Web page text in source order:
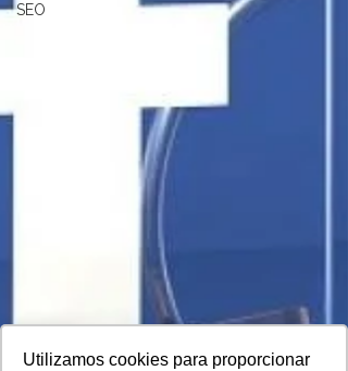
Utilizamos cookies para proporcionar
SEO